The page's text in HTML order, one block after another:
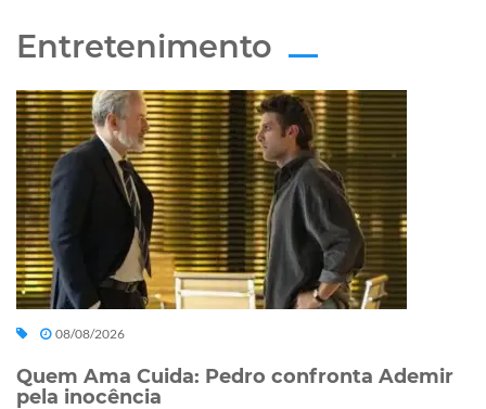
Entretenimento
08/08/2026
Quem Ama Cuida: Pedro confronta Ademir
pela inocência